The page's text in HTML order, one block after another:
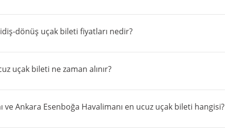
dönüş uçak bileti fiyatları nedir?
uçak bileti ne zaman alınır?
ve Ankara Esenboğa Havalimanı en ucuz uçak bileti hangisi?